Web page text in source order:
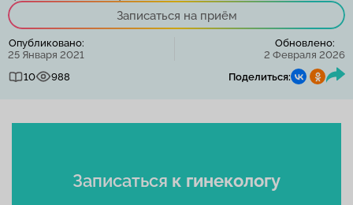
Записаться на приём
Опубликовано:
25 Января 2021
Обновлено:
2 Февраля 2026
10
988 Поделиться:
Записаться к гинекологу